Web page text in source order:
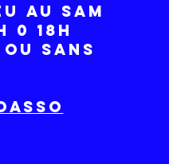
AU SAM
0 18H
sans